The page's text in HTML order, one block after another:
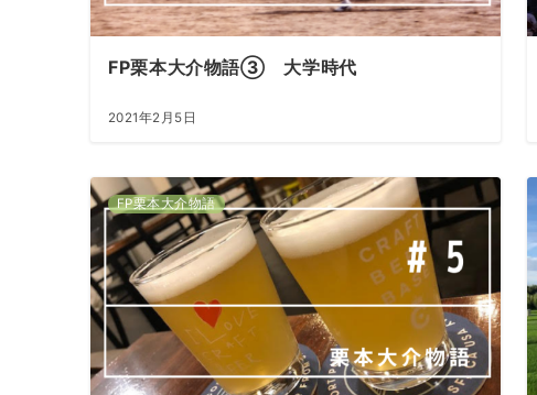
FP栗本大介物語③ 大学時代
2021年2月5日
FP栗本大介物語